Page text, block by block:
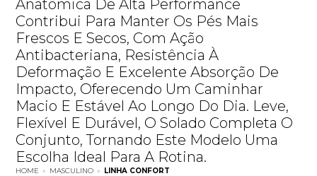
Anatômica De Alta Performance
Contribui Para Manter Os Pés Mais
Frescos E Secos, Com Ação
Antibacteriana, Resistência À
Deformação E Excelente Absorção De
Impacto, Oferecendo Um Caminhar
Macio E Estável Ao Longo Do Dia. Leve,
Flexível E Durável, O Solado Completa O
Conjunto, Tornando Este Modelo Uma
Escolha Ideal Para A Rotina.
HOME » MASCULINO » LINHA CONFORT